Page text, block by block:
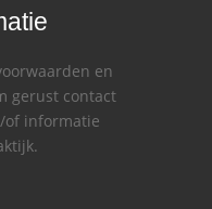
en
gerust contact
of informatie